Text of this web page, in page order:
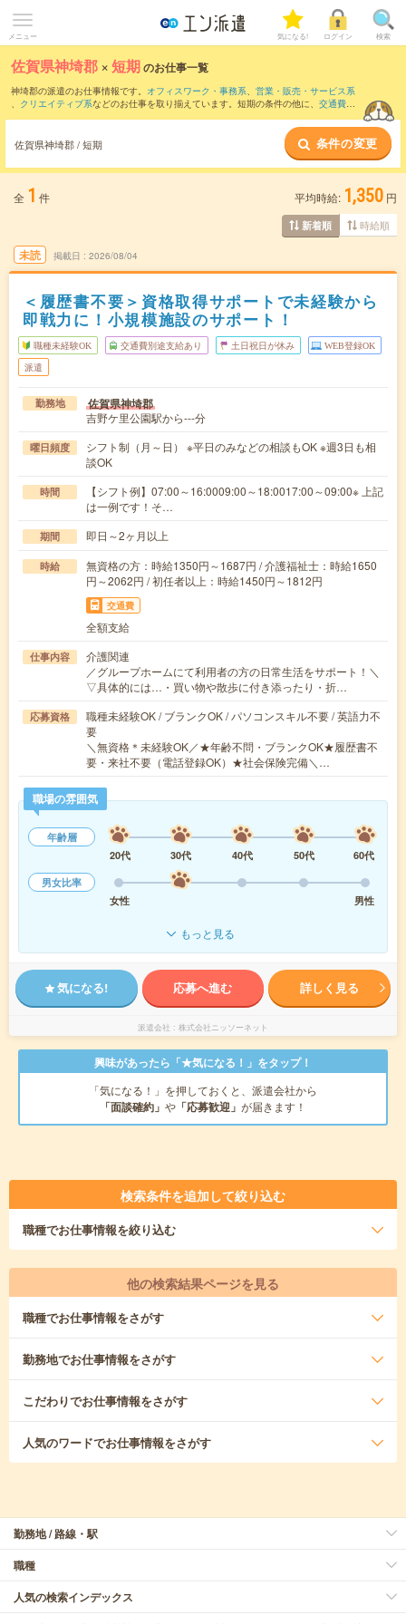
メニュー 気になる! ログイン 検索
佐賀県神埼郡 ×短期のお仕事一覧
神埼郡の派遣のお仕事情報です。 オフィスワーク・事務系、 営業・販売・サービス系
、 クリエイティブ系などのお仕事を取り揃えています。短期の条件の他に、 交通費別
佐賀県神埼郡 / 短期 条件の変更
全 1 件 平均時給: 1,350 円
新着順 時給順
未読 掲載日 2026/08/04
＜履歴書不要＞資格取得サポートで未経験から
即戦力に！小規模施設のサポート！
職種未経験OK 交通費別途支給あり 土日祝日が休み WEB登録OK
派遣
勤務地 佐賀県神埼郡
吉野ケ里公園駅から---分
曜日頻度
シフト制（月～日） ※平日のみなどの相談もOK ※週3日も相
談OK
時間
【シフト例】07:00～16:0009:00～18:0017:00～09:00※ 上記
は一例です！そ…
期間 即日～2ヶ月以上
時給
無資格の方：時給1350円～1687円 / 介護福祉士：時給1650
円～2062円 / 初任者以上：時給1450円～1812円
交通費
全額支給
仕事内容
介護関連
／グループホームにて利用者の方の日常生活をサポート！＼
▽具体的には…・買い物や散歩に付き添ったり・折…
応募資格
職種未経験OK / ブランクOK / パソコンスキル不要 / 英語力不
要
＼無資格＊未経験OK／★年齢不問・ブランクOK★履歴書不
要・来社不要（電話登録OK）★社会保険完備＼…
職場の雰囲気
年齢層
20代
30代 40代 50代
60代
男女比率
女性
男性
もっと見る
気になる! 応募へ進む 詳しく見る
派遣会社 株式会社ニッソーネット
興味があったら「★気になる！」をタップ！
「気になる！」を押しておくと、派遣会社から
「面談確約」 や 「応募歓迎」 が届きます！
検索条件を追加して絞り込む
職種でお仕事情報を絞り込む
他の検索結果ページを見る
職種でお仕事情報をさがす
勤務地でお仕事情報をさがす
こだわりでお仕事情報をさがす
人気のワードでお仕事情報をさがす
勤務地 / 路線・駅
職種
人気の検索インデックス